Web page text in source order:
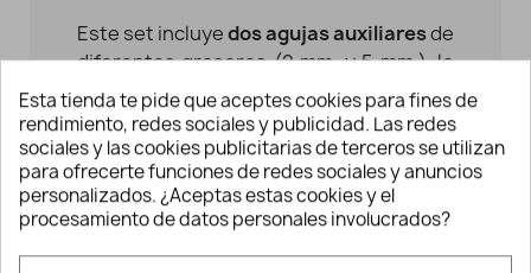
Este set incluyedos agujas auxiliaresde
diferentes grosores (2 mm. y 5 mm.), lo
que facilita trabajar con distintos tipos
de hilo o lana según el proyecto que
estés realizando. Solo tienes que
deslizar los puntos que quieras reservar
hacia la zona curvada de la aguja y
continuar tejiendo con normalidad.
Esta tienda te pide que aceptes cookies para fines de
rendimiento, redes sociales y publicidad. Las redes
sociales y las cookies publicitarias de terceros se utilizan
para ofrecerte funciones de redes sociales y anuncios
personalizados. ¿Aceptas estas cookies y el
procesamiento de datos personales involucrados?